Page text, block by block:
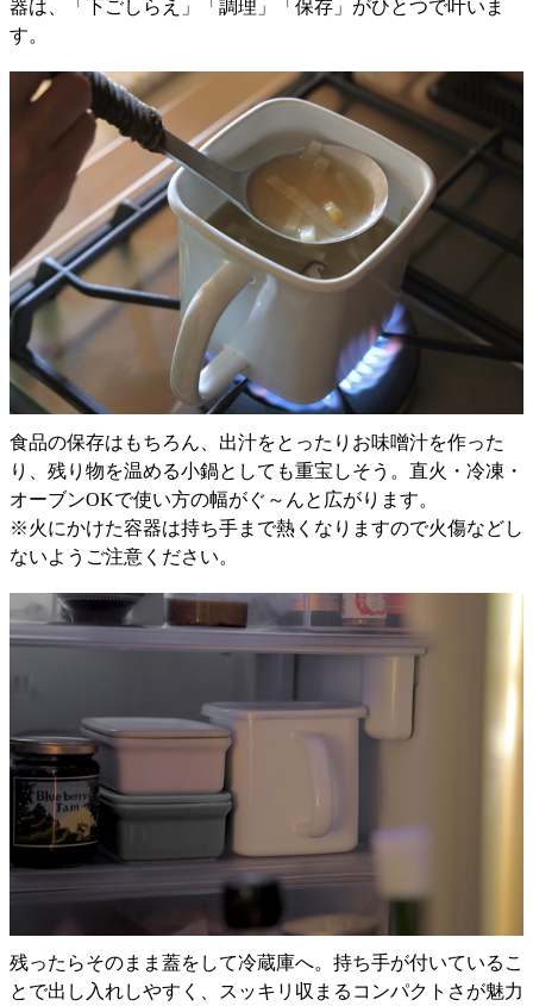
器は、「下ごしらえ」「調理」「保存」がひとつで叶いま
す。
食品の保存はもちろん、出汁をとったりお味噌汁を作った
り、残り物を温める小鍋としても重宝しそう。直火・冷凍・
オーブンOKで使い方の幅がぐ～んと広がります。
※火にかけた容器は持ち手まで熱くなりますので火傷などし
ないようご注意ください。
残ったらそのまま蓋をして冷蔵庫へ。持ち手が付いているこ
とで出し入れしやすく、スッキリ収まるコンパクトさが魅力